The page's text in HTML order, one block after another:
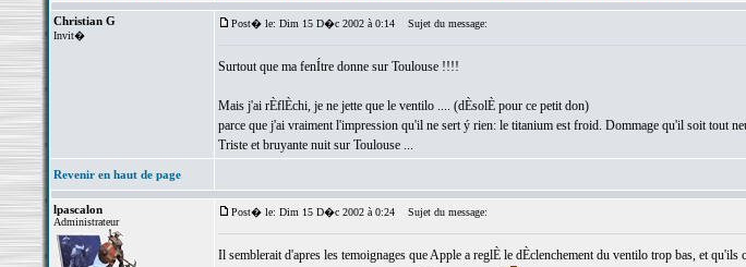
Christian G
Invit�
Post� le: Dim 15 D�c 2002 à 0:14 Sujet du message:
Surtout que ma fenÍtre donne sur Toulouse !!!!
Mais j'ai rÈflÈchi, je ne jette que le ventilo .... (dÈsolÈ pour ce petit don)
parce que j'ai vraiment l'impression qu'il ne sert ý rien: le titanium est froid. Dommage qu'il soit tout
Triste et bruyante nuit sur Toulouse ...
Revenir en haut de page
lpascalon
Administrateur
Post� le: Dim 15 D�c 2002 à 0:24 Sujet du message:
Il semblerait d'apres les temoignages que Apple a reglÈ le dÈclenchement du ventilo trop bas, et qu'ils